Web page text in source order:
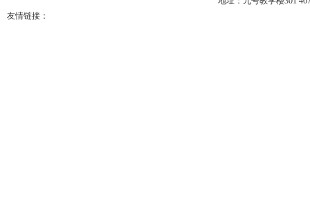
友情链接：